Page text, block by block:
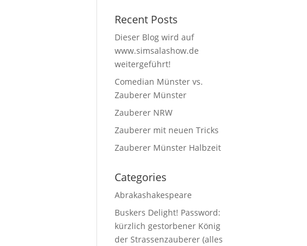
Recent Posts
Dieser Blog wird auf
www.simsalashow.de
weitergeführt!
Comedian Münster vs.
Zauberer Münster
Zauberer NRW
Zauberer mit neuen Tricks
Zauberer Münster Halbzeit
Categories
Abrakashakespeare
Buskers Delight! Password:
kürzlich gestorbener König
der Strassenzauberer (alles